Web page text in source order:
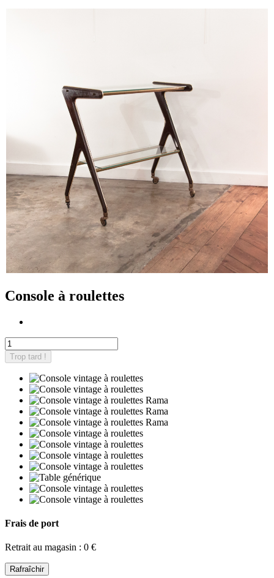
Console à roulettes
Trop tard !
Frais de port
Retrait au magasin : 0 €